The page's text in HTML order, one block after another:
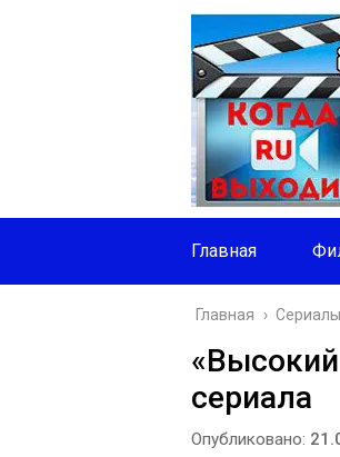
Главная
Главная › Сериалы
сериала
Опубликовано: